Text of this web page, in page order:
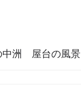
洲 屋台の風景